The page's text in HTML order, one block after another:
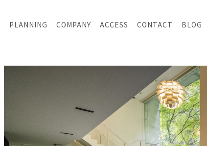
PLANNING COMPANY ACCESS CONTACT BLOG